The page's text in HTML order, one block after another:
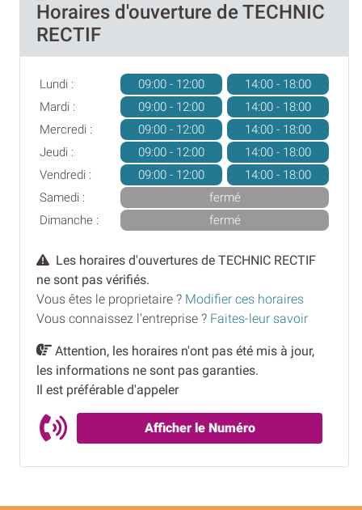
Horaires d'ouverture de TECHNIC
RECTIF
Lundi : 09:00 - 12:00
14:00 - 18:00
Mardi :
09:00 - 12:00
14:00 - 18:00
Mercredi :
09:00 - 12:00
14:00 - 18:00
Jeudi :
09:00 - 12:00
14:00 - 18:00
Vendredi :
09:00 - 12:00
14:00 - 18:00
Samedi :
fermé
Dimanche :
fermé
Les horaires d'ouvertures de TECHNIC RECTIF
ne sont pas vérifiés.
Vous êtes le proprietaire ? Modifier ces horaires
Vous connaissez l'entreprise ? Faites-leur savoir
Attention, les horaires n'ont pas été mis à jour,
les informations ne sont pas garanties.
Il est préférable d'appeler
Afficher le Numéro